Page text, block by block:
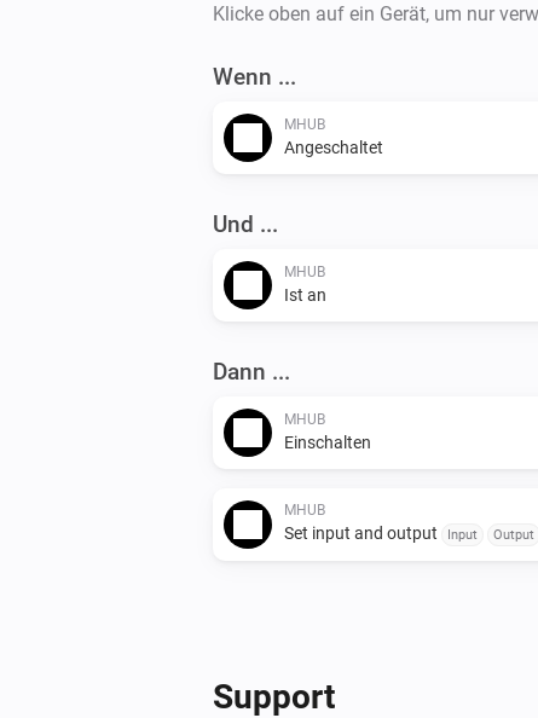
Klicke oben auf ein Gerät, um nur
Wenn ...
MHUB
Angeschaltet
Und ...
MHUB
Ist an
Dann ...
MHUB
Einschalten
MHUB
Set input and output Input Output
Support